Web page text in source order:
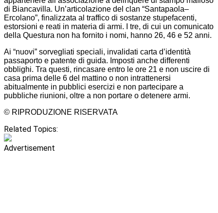
di Biancavilla. Un’articolazione del clan “Santapaola–
Ercolano”, finalizzata al traffico di sostanze stupefacenti,
estorsioni e reati in materia di armi. I tre, di cui un comunicato
della Questura non ha fornito i nomi, hanno 26, 46 e 52 anni.
Ai “nuovi” sorvegliati speciali, invalidati carta d’identità
passaporto e patente di guida. Imposti anche differenti
obblighi. Tra questi, rincasare entro le ore 21 e non uscire di
casa prima delle 6 del mattino o non intrattenersi
abitualmente in pubblici esercizi e non partecipare a
pubbliche riunioni, oltre a non portare o detenere armi.
© RIPRODUZIONE RISERVATA
Related Topics:
Advertisement